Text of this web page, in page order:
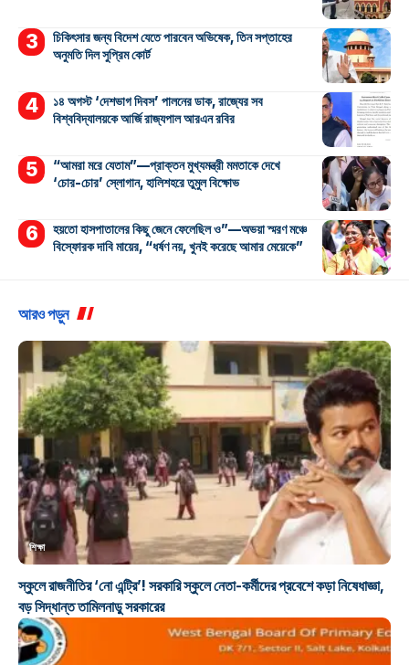
চিকিৎসার জন্য বিদেশ যেতে পারবেন অভিষেক, তিন সপ্তাহের
অনুমতি দিল সুপ্রিম কোর্ট
১৪ অগস্ট ‘দেশভাগ দিবস’ পালনের ডাক, রাজ্যের সব
বিশ্ববিদ্যালয়কে আর্জি রাজ্যপাল আরএন রবির
“আমরা মরে যেতাম”—প্রাক্তন মুখ্যমন্ত্রী মমতাকে দেখে
‘চোর-চোর’ স্লোগান, হালিশহরে তুমুল বিক্ষোভ
হয়তো হাসপাতালের কিছু জেনে ফেলেছিল ও”—অভয়া স্মরণ মঞ্চে
বিস্ফোরক দাবি মায়ের, “ধর্ষণ নয়, খুনই করেছে আমার মেয়েকে”
আরও পড়ুন
শিক্ষা
স্কুলে রাজনীতির ‘নো এন্ট্রি’! সরকারি স্কুলে নেতা-কর্মীদের প্রবেশে কড়া নিষেধাজ্ঞা,
বড় সিদ্ধান্ত তামিলনাড়ু সরকারের